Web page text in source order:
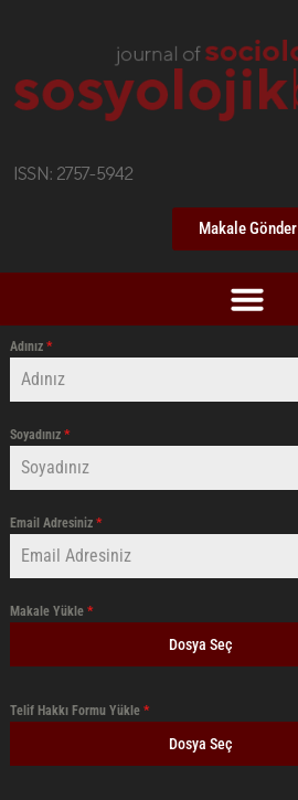
Makale Gönder
Adınız *
Soyadınız *
Email Adresiniz *
Makale Yükle *
Dosya Seç
Telif Hakkı Formu Yükle *
Dosya Seç